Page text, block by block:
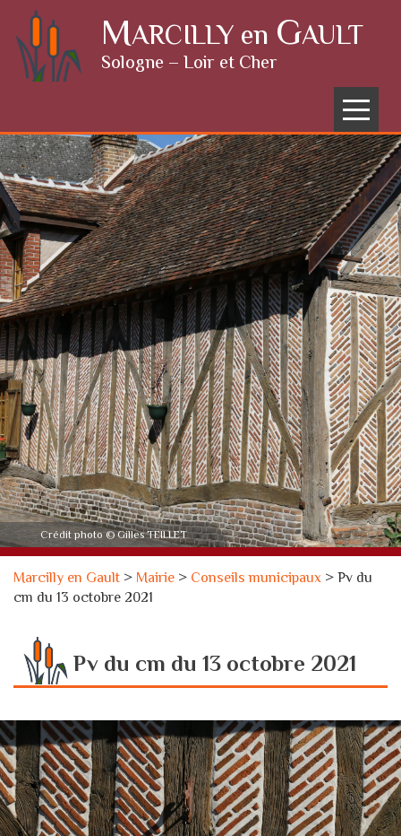
Skip to content MARCILLY en GAULT
Sologne – Loir et Cher
Menu
Crédit photo © Gilles TEILLET
Marcilly en Gault > Mairie > Conseils municipaux >Pv du
cm du 13 octobre 2021
Pv du cm du 13 octobre 2021